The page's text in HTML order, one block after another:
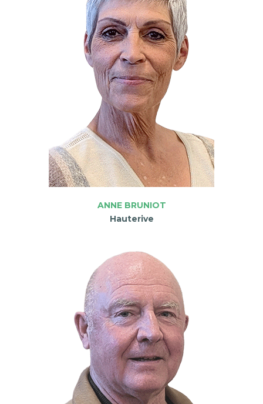
ANNE BRUNIOT
Hauterive